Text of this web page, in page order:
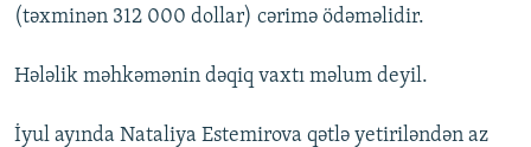
İZ - MƏDƏNIYYƏT PROQRAMI
MATERIALLARIMIZDAN ISTIFADƏ
XƏBƏR BÜLLETENLƏRIMIZ
RFE/RL-in bütün saytları
(təxminən 312 000 dollar) cərimə ödəməlidir.
Hələlik məhkəmənin dəqiq vaxtı məlum deyil.
İyul ayında Nataliya Estemirova qətlə yetiriləndən az